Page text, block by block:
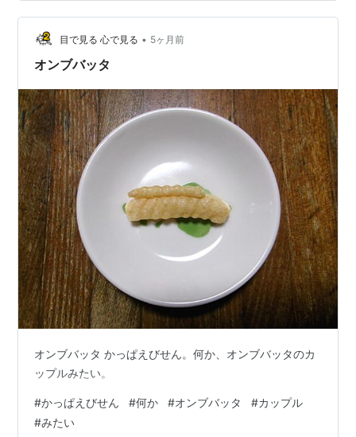
タは、シソ科のハーブやキク科の野菜を好んで食べるそ
うです。 食い散らかされた経験から、もうシソは植えた
くないと思ってましたが、室内でも充分…
目で見る 心で見る • 5ヶ月前
オンブバッタ
オンブバッタ かっぱえびせん。何か、オンブバッタのカ
ップルみたい。
#かっぱえびせん #何か #オンブバッタ #カップル
#みたい